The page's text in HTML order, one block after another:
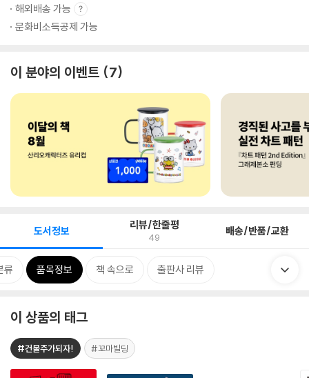
해외배송 가능
문화비소득공제 가능
이 분야의 이벤트 7
도서정보 리뷰/한줄평
49 배송/반품/교환
류 품목정보 책 속으로 출판사 리뷰
이 상품의 태그
#건물주가되자! #꼬마빌딩